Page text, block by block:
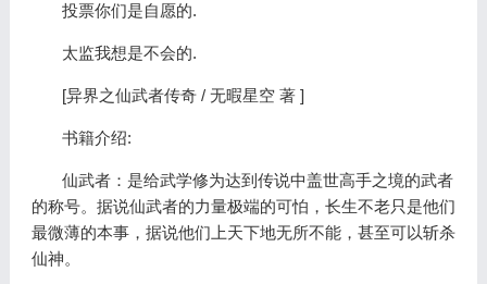
投票你们是自愿的.
太监我想是不会的.
[异界之仙武者传奇 / 无暇星空 著 ]
书籍介绍:
仙武者：是给武学修为达到传说中盖世高手之境的武者
的称号。据说仙武者的力量极端的可怕，长生不老只是他们
最微薄的本事，据说他们上天下地无所不能，甚至可以斩杀
仙神。